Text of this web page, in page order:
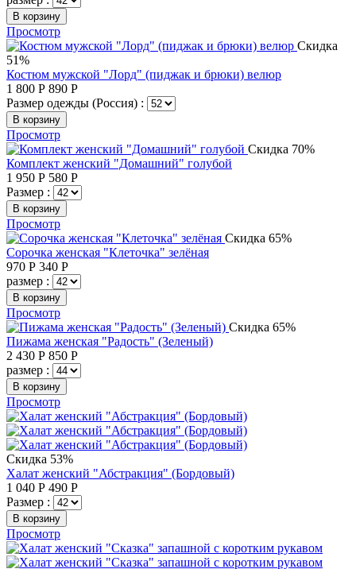
В корзину
Просмотр
Скидка
51%
Костюм мужской "Лорд" (пиджак и брюки) велюр
1 800 Р 890 Р
Размер одежды (Россия) :
В корзину
Просмотр
Скидка 70%
Комплект женский "Домашний" голубой
1 950 Р 580 Р
Размер :
В корзину
Просмотр
Скидка 65%
Сорочка женская "Клеточка" зелёная
970 Р 340 Р
размер :
В корзину
Просмотр
Скидка 65%
Пижама женская "Радость" (Зеленый)
2 430 Р 850 Р
размер :
В корзину
Просмотр
Скидка 53%
Халат женский "Абстракция" (Бордовый)
1 040 Р 490 Р
Размер :
В корзину
Просмотр